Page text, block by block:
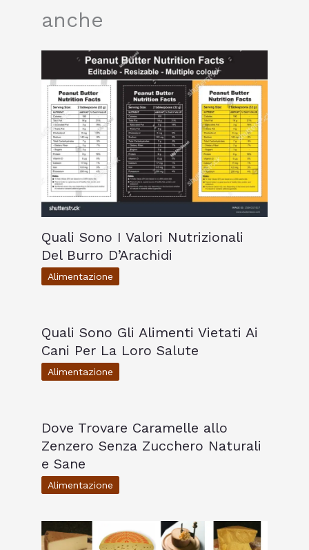
anche
Quali Sono I Valori Nutrizionali
Del Burro D’Arachidi
Alimentazione
Quali Sono Gli Alimenti Vietati Ai
Cani Per La Loro Salute
Alimentazione
Dove Trovare Caramelle allo
Zenzero Senza Zucchero Naturali
e Sane
Alimentazione